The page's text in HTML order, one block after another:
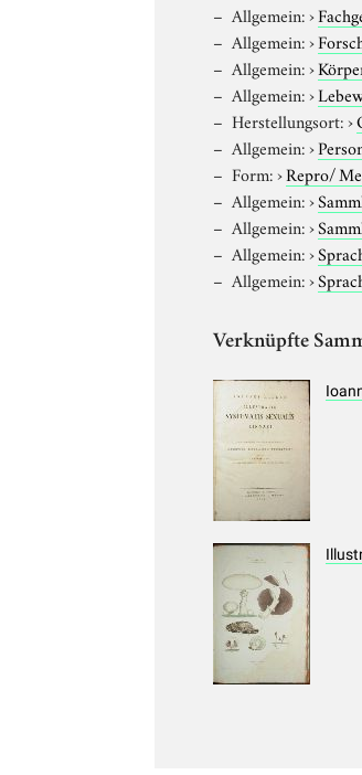
Allgemein:›
Allgemein:›
Allgemein:›
Allgemein:›
Herstellungsort:›
Allgemein:›
Form:›Repro/
Allgemein:›
Allgemein:›
Allgemein:›
Allgemein:›
Verknüpfte